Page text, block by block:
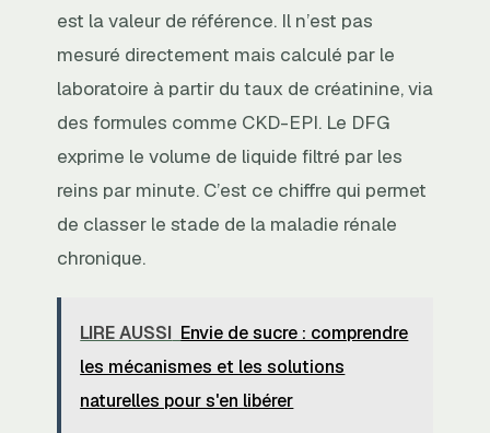
est la valeur de référence. Il n’est pas
mesuré directement mais calculé par le
laboratoire à partir du taux de créatinine, via
des formules comme CKD-EPI. Le DFG
exprime le volume de liquide filtré par les
reins par minute. C’est ce chiffre qui permet
de classer le stade de la maladie rénale
chronique.
LIRE AUSSI Envie de sucre : comprendre
les mécanismes et les solutions
naturelles pour s'en libérer